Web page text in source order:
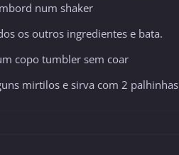
num shaker
os outros ingredientes e bata.
copo tumbler sem coar
mirtilos e sirva com 2 palhinhas